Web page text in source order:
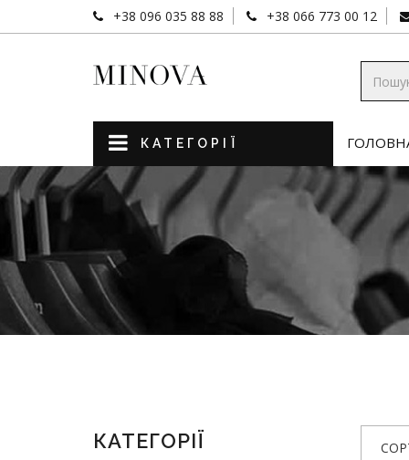
+38 096 035 88 88 +38 066 773 00 12
КАТЕГОРІЇ
КАТЕГОРІЇ